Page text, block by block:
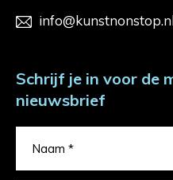
Schrijf je in voor de
nieuwsbrief